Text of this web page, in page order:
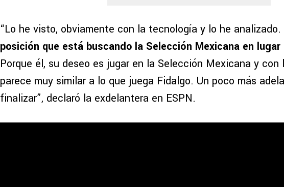
“Lo he visto, obviamente con la tecnología y lo he analizado.
posición que está buscando la Selección Mexicana en
Porque él, su deseo es jugar en la Selección Mexicana y con
parece muy similar a lo que juega Fidalgo. Un poco más
finalizar”, declaró la exdelantera en ESPN.